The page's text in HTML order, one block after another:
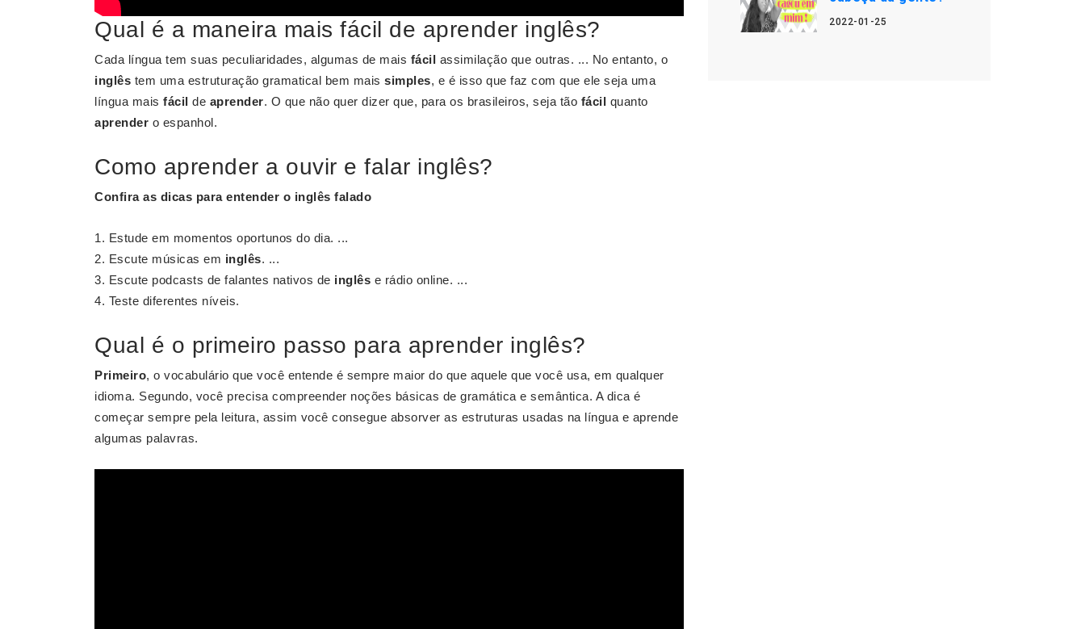
Qual é a maneira mais fácil de aprender inglês?
Cada língua tem suas peculiaridades, algumas de mais fácil assimilação que outras. ... No entanto, o
inglês tem uma estruturação gramatical bem mais simples, e é isso que faz com que ele seja uma
língua mais fácil de aprender. O que não quer dizer que, para os brasileiros, seja tão fácil quanto
aprender o espanhol.
Como aprender a ouvir e falar inglês?
Confira as dicas para entender o inglês falado
Estude em momentos oportunos do dia. ...
Escute músicas em inglês. ...
Escute podcasts de falantes nativos de inglês e rádio online. ...
Teste diferentes níveis.
Qual é o primeiro passo para aprender inglês?
Primeiro, o vocabulário que você entende é sempre maior do que aquele que você usa, em qualquer
idioma. Segundo, você precisa compreender noções básicas de gramática e semântica. A dica é
começar sempre pela leitura, assim você consegue absorver as estruturas usadas na língua e aprende
algumas palavras.
2022-01-25